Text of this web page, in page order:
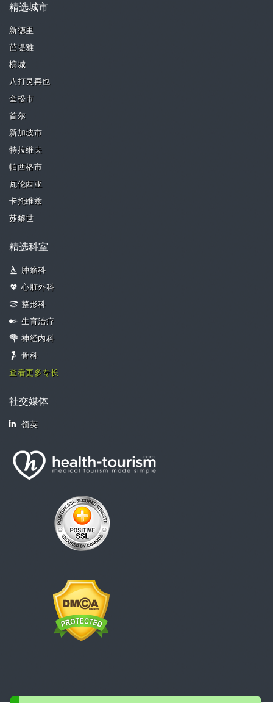
精选城市
新德里
芭堤雅
槟城
八打灵再也
奎松市
首尔
新加坡市
特拉维夫
帕西格市
瓦伦西亚
卡托维兹
苏黎世
精选科室
肿瘤科
心脏外科
整形科
生育治疗
神经内科
骨科
查看更多专长
社交媒体
领英